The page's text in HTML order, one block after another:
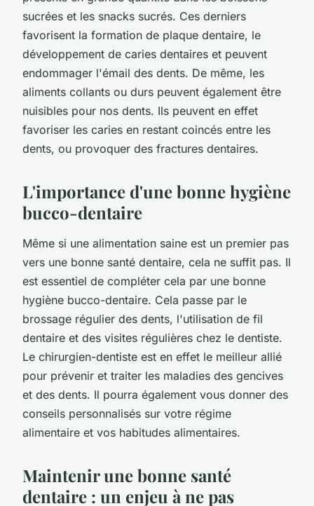
sucrées et les snacks sucrés. Ces derniers
favorisent la formation de plaque dentaire, le
développement de caries dentaires et peuvent
endommager l'émail des dents. De même, les
aliments collants ou durs peuvent également être
nuisibles pour nos dents. Ils peuvent en effet
favoriser les caries en restant coincés entre les
dents, ou provoquer des fractures dentaires.
L'importance d'une bonne hygiène
bucco-dentaire
Même si une alimentation saine est un premier pas
vers une bonne santé dentaire, cela ne suffit pas. Il
est essentiel de compléter cela par une bonne
hygiène bucco-dentaire. Cela passe par le
brossage régulier des dents, l'utilisation de fil
dentaire et des visites régulières chez le dentiste.
Le chirurgien-dentiste est en effet le meilleur allié
pour prévenir et traiter les maladies des gencives
et des dents. Il pourra également vous donner des
conseils personnalisés sur votre régime
alimentaire et vos habitudes alimentaires.
Maintenir une bonne santé
dentaire : un enjeu à ne pas